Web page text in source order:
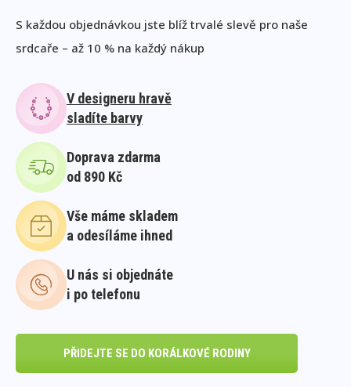
S každou objednávkou jste blíž trvalé slevě pro naše
srdcaře – až 10 % na každý nákup
V designeru hravě
sladíte barvy
Doprava zdarma
od 890 Kč
Vše máme skladem
a odesíláme ihned
U nás si objednáte
i po telefonu
PŘIDEJTE SE DO KORÁLKOVÉ RODINY